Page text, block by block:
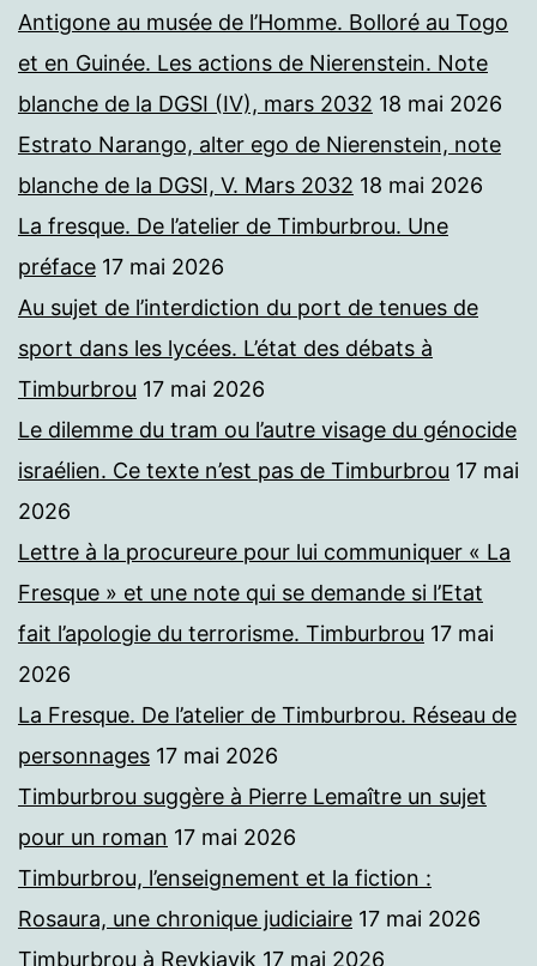
Antigone au musée de l’Homme. Bolloré au Togo
et en Guinée. Les actions de Nierenstein. Note
blanche de la DGSI (IV), mars 2032 18 mai 2026
Estrato Narango, alter ego de Nierenstein, note
blanche de la DGSI, V. Mars 2032 18 mai 2026
La fresque. De l’atelier de Timburbrou. Une
préface 17 mai 2026
Au sujet de l’interdiction du port de tenues de
sport dans les lycées. L’état des débats à
Timburbrou 17 mai 2026
Le dilemme du tram ou l’autre visage du génocide
israélien. Ce texte n’est pas de Timburbrou 17 mai
2026
Lettre à la procureure pour lui communiquer « La
Fresque » et une note qui se demande si l’Etat
fait l’apologie du terrorisme. Timburbrou 17 mai
2026
La Fresque. De l’atelier de Timburbrou. Réseau de
personnages 17 mai 2026
Timburbrou suggère à Pierre Lemaître un sujet
pour un roman 17 mai 2026
Timburbrou, l’enseignement et la fiction :
Rosaura, une chronique judiciaire 17 mai 2026
Timburbrou à Reykjavik 17 mai 2026